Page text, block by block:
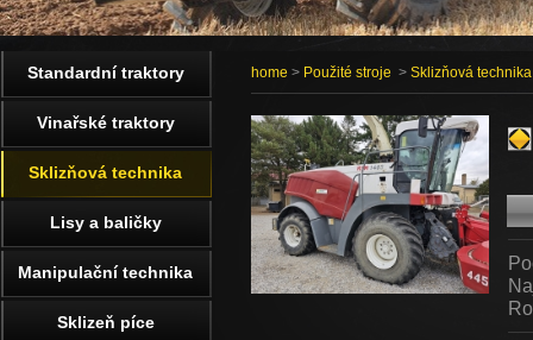
home > Použité stroje > Sklizňová technika
Standardní traktory
Vinařské traktory
Sklizňová technika
Lisy a baličky
Manipulační technika
Sklizeň píce